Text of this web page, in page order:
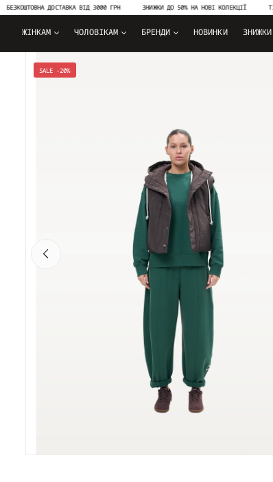
ДОСТАВКА ВІД 3000 ГРН ЗНИЖКИ ДО 50% НА НОВІ КОЛЕКЦІЇ
ЖІНКАМ ЧОЛОВІКАМ БРЕНДИ НОВИНКИ ЗНИЖКИ
SALE -20%